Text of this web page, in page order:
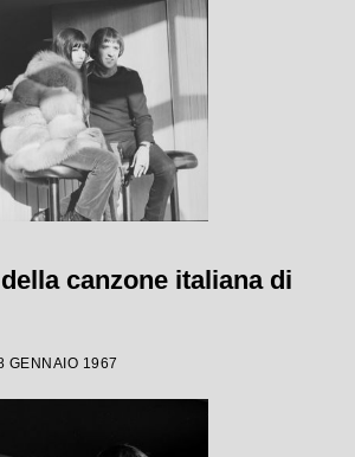
canzone italiana di
GENNAIO 1967